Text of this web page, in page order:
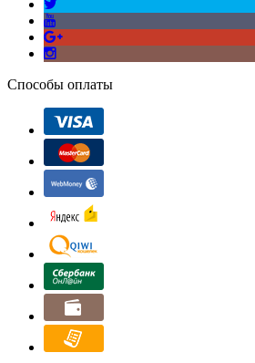
Способы оплаты